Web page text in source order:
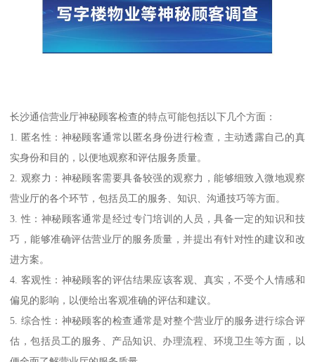
长沙通信营业厅神秘顾客检查的特点可能包括以下几个方面：
1. 匿名性：神秘顾客通常以匿名身份进行检查，主动透露自己的真
实身份和目的，以便地观察和评估服务质量。
2. 观察力：神秘顾客需要具备较强的观察力，能够细致入微地观察
营业厅的各个环节，包括员工的服务、知识、沟通技巧等方面。
3. 性：神秘顾客通常是经过专门培训的人员，具备一定的知识和技
巧，能够准确评估营业厅的服务质量，并提出有针对性的建议和改
进方案。
4. 客观性：神秘顾客的评估结果应该客观、真实，不受个人情感和
偏见的影响，以便给出客观准确的评估和建议。
5. 综合性：神秘顾客的检查通常是对整个营业厅的服务进行综合评
估，包括员工的服务、产品知识、办理流程、环境卫生等方面，以